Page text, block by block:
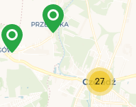
27